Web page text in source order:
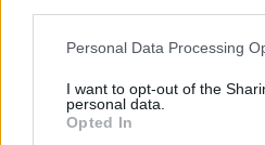
Personal Data Processing
I want to opt-out of the
personal data.
Opted In
Születésnapi
hétvégén a
Fővárosi